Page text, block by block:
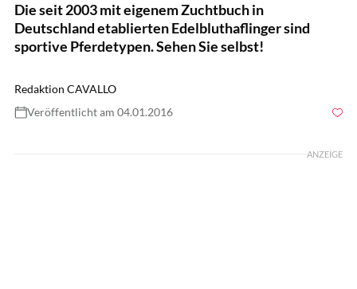
Die seit 2003 mit eigenem Zuchtbuch in
Deutschland etablierten Edelbluthaflinger sind
sportive Pferdetypen. Sehen Sie selbst!
Redaktion CAVALLO
Veröffentlicht am 04.01.2016
ANZEIGE